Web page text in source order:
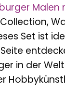
Malen
Collection,
Set ist
in der